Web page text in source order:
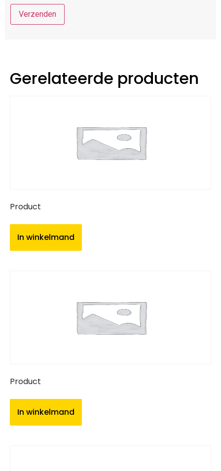
Gerelateerde producten
Product
In winkelmand
Product
In winkelmand